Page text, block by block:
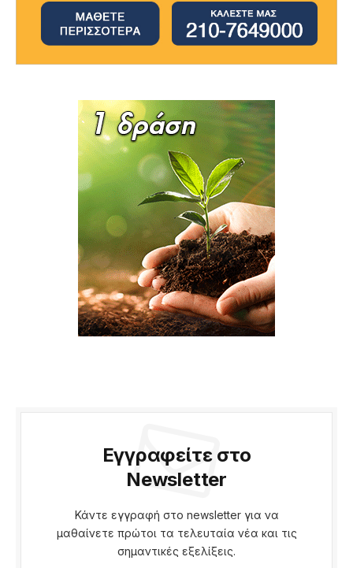
Εγγραφείτε στο
Newsletter
Κάντε εγγραφή στο newsletter για να
μαθαίνετε πρώτοι τα τελευταία νέα και τις
σημαντικές εξελίξεις.